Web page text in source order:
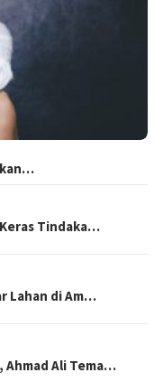
Keras Tindaka…
Lahan di Am…
Ahmad Ali Tema…